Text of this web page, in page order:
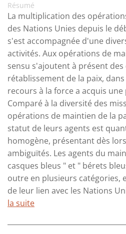
Résumé
La multiplication des
des Nations Unies depuis le
s'est accompagnée d'une
activités. Aux opérations de
sensu s'ajoutent à présent
rétablissement de la paix,
recours à la force a acquis
Comparé à la diversité des
opérations de maintien de la
statut de leurs agents est
homogène, présentant dès
ambiguïtés. Les agents du
casques bleus " et " bérets
outre en plusieurs catégories,
de leur lien avec les Nations
la suite